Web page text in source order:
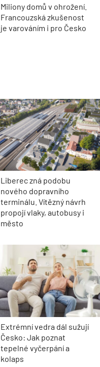
Miliony domů v ohrožení.
Francouzská zkušenost
je varováním i pro Česko
Liberec zná podobu
nového dopravního
terminálu. Vítězný návrh
propojí vlaky, autobusy i
město
Extrémní vedra dál sužují
Česko: Jak poznat
tepelné vyčerpání a
kolaps